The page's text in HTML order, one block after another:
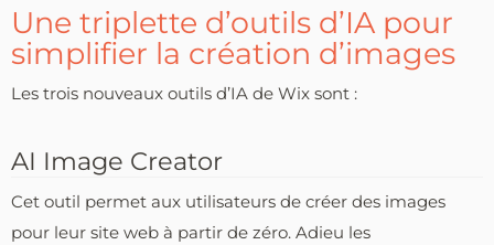
Une triplette d’outils d’IA pour
simplifier la création d’images
Les trois nouveaux outils d’IA de Wix sont :
AI Image Creator
Cet outil permet aux utilisateurs de créer des images
pour leur site web à partir de zéro. Adieu les